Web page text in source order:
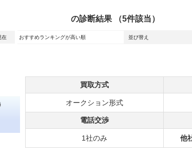
の診断結果 （5件該当）
在 おすすめランキングが高い順
買取方式
オークション形式
電話交渉
1社のみ 他